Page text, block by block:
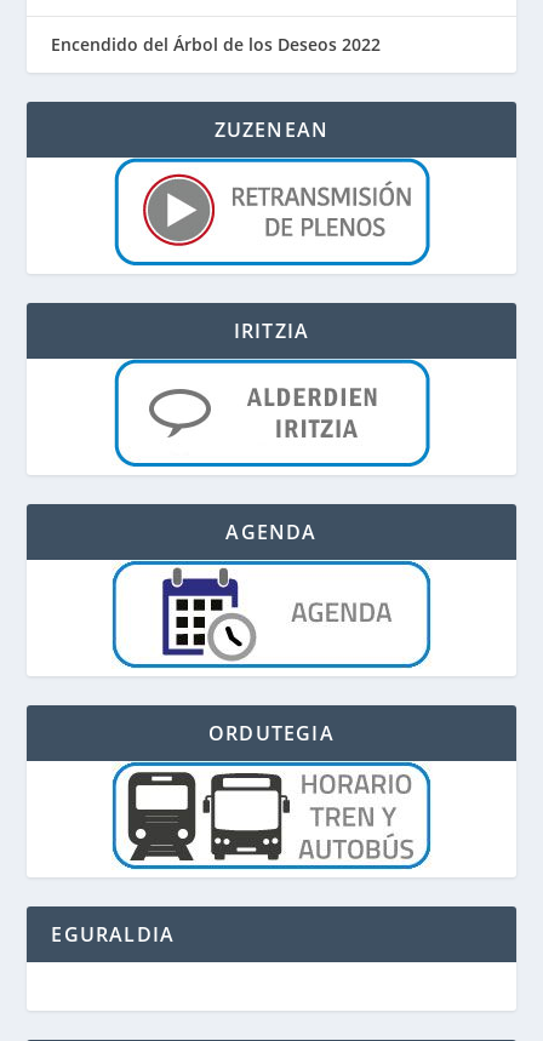
Encendido del Árbol de los Deseos 2022
ZUZENEAN
IRITZIA
AGENDA
ORDUTEGIA
EGURALDIA